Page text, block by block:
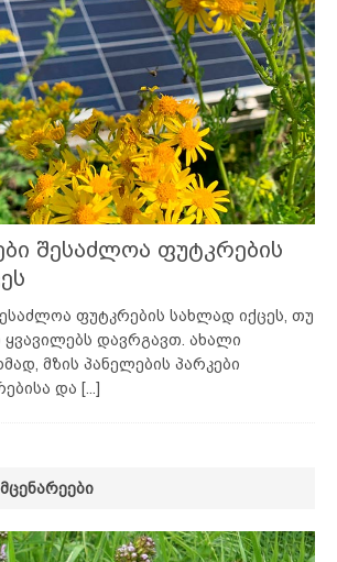
შესაძლოა ფუტკრების
ფუტკრების სახლად იქცეს, თუ
დავრგავთ. ახალი
მზის პანელების პარკები
და [...]